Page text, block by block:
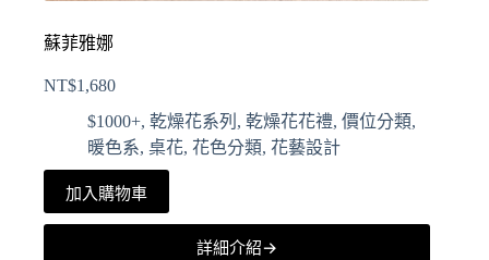
蘇菲雅娜
NT$1,680
$1000+, 乾燥花系列 , 乾燥花花禮, 價位分類,
暖色系, 桌花, 花色分類, 花藝設計
加入購物車
詳細介紹→